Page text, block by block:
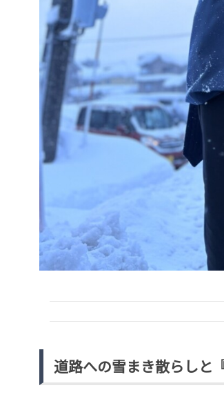
道路への雪まき散らしと